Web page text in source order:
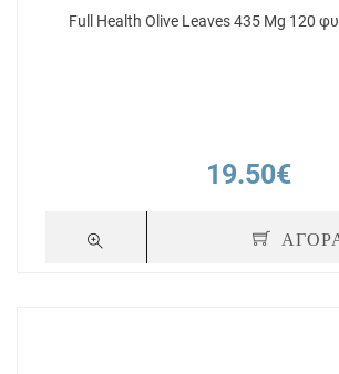
Full Health Olive Leaves 435 Mg 120
19.50€